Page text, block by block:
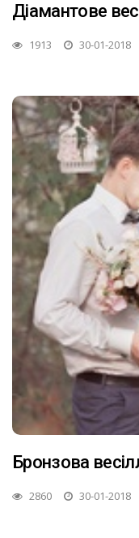
Діамантове
1913 30-01-2018
Бронзова
2860 30-01-2018